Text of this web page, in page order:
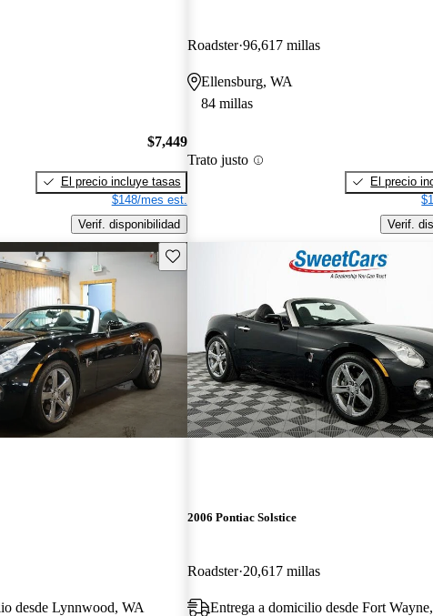
$7,449
El precio incluye tasas
$148/mes est.
Verif. disponibilidad
Roadster 96,617 millas
Ellensburg, WA
84 millas
Trato justo
El precio
Verif.
Guarda este Aviso
desde Lynnwood, WA
2006 Pontiac Solstice
Roadster 20,617 millas
Entrega a domicilio desde Fort